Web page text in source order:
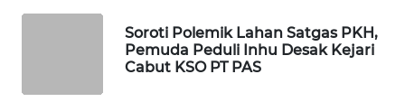
Soroti Polemik Lahan Satgas PKH,
Pemuda Peduli Inhu Desak Kejari
Cabut KSO PT PAS
DESA